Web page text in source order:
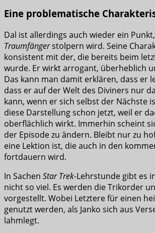
Eine problematische
Dal ist allerdings auch wieder ein
Traumfängerstolpern wird. Seine
konsistent mit der, die bereits beim
wurde. Er wirkt arrogant, überheblich
Das kann man damit erklären, dass er
dass er auf der Welt des Diviners nur
kann, wenn er sich selbst der Nächste
diese Darstellung schon jetzt, weil er
oberflächlich wirkt. Immerhin scheint
der Episode zu ändern. Bleibt nur zu
eine Lektion ist, die auch in den
fortdauern wird.
In Sachen Star Trek-Lehrstunde gibt es
nicht so viel. Es werden die Trikorder
vorgestellt. Wobei Letztere für einen
genutzt werden, als Janko sich aus
lahmlegt.